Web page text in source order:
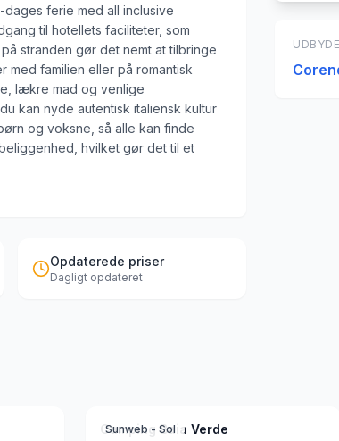
ferie med all inclusive
til hotellets faciliteter, som
stranden gør det nemt at tilbringe
med familien eller på romantisk
lækre mad og venlige
kan nyde autentisk italiensk kultur
og voksne, så alle kan finde
hvilket gør det til et
Opdaterede priser
Dagligt opdateret
Sunweb - Sol
Camping Baia Verde